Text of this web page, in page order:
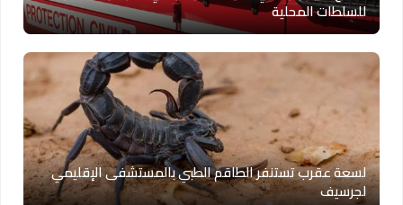
للسلطات المحلية
لسعة عقرب تستنفر الطاقم الطبي بالمستشفى الإقليمي
لجرسيف